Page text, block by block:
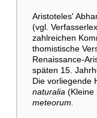
Aristoteles'
(vgl.
zahlreichen
thomistische
Renaissance-
späten 15.
Die vorliegende
naturalia (Kleine
meteorum.